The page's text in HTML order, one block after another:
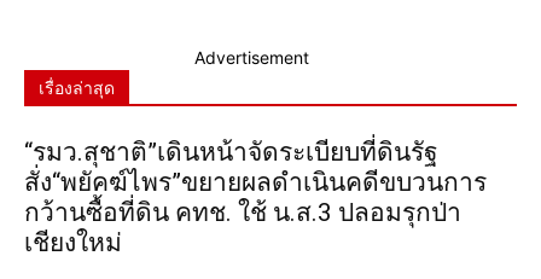
Advertisement
เรื่องล่าสุด
“รมว.สุชาติ”เดินหน้าจัดระเบียบที่ดินรัฐ
สั่ง“พยัคฆ์ไพร”ขยายผลดำเนินคดีขบวนการ
กว้านซื้อที่ดิน คทช. ใช้ น.ส.3 ปลอมรุกป่า
เชียงใหม่